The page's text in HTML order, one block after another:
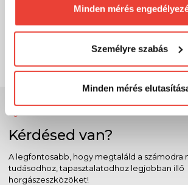
számunkra minden mérés használatát.
Természetesensoha semmilyen
megváltoztathatod a döntésed ezzel
Előre is köszönjük!
Minden mérés
Személyre szabás
Minden mérés
335 999 Ft
Kérdésed van?
A legfontosabb, hogy megtaláld a számodra
tudásodhoz, tapasztalatodhoz legjobban illő
horgászeszközöket!